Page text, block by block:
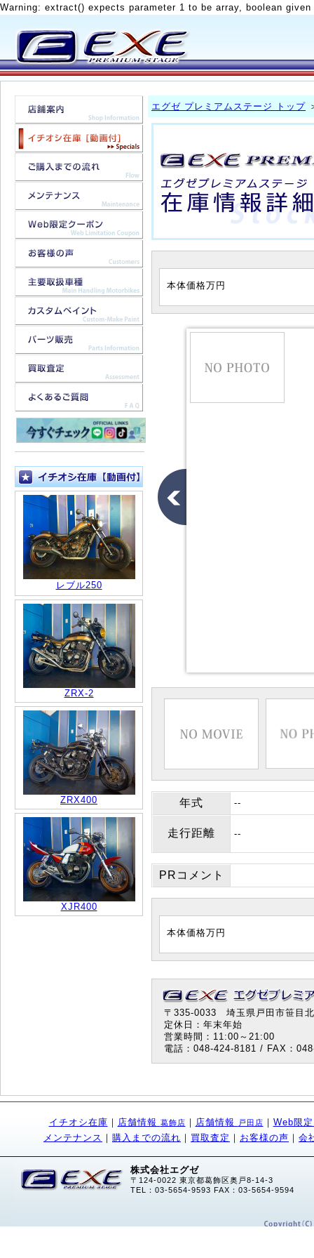
Warning: extract() expects parameter 1 to be array, boolean
レブル250
ZRX-2
ZRX400
XJR400
エグゼ プレミアムステージ トップ
本体価格万円
年式 --
走行距離 --
PRコメント
本体価格万円
〒335-0033 埼玉県戸田市笹目
定休日：年末年始
営業時間：11:00～21:00
電話：048-424-8181 / FAX：
イチオシ在庫 ｜ 店舗情報 葛飾店 ｜ 店舗情報 戸田店 ｜ Web限
メンテナンス ｜ 購入までの流れ ｜ 買取査定 ｜ お客様の声 ｜ 会
株式会社エグゼ
〒124-0022 東京都葛飾区奥戸8-14-3
TEL：03-5654-9593 FAX：03-5654-9594